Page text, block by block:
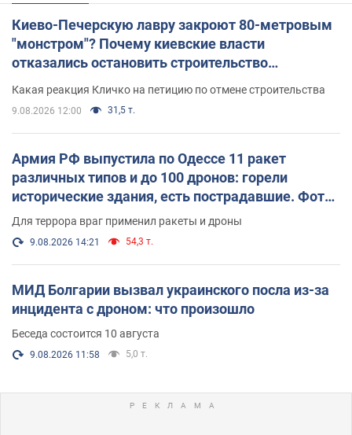
Киево-Печерскую лавру закроют 80-метровым
"монстром"? Почему киевские власти
отказались остановить строительство
Какая реакция Кличко на петицию по отмене строительства
9.08.2026 12:00 31,5 т.
Армия РФ выпустила по Одессе 11 ракет
различных типов и до 100 дронов: горели
исторические здания, есть пострадавшие. Фото
и видео
Для террора враг применил ракеты и дроны
9.08.2026 14:21 54,3 т.
МИД Болгарии вызвал украинского посла из-за
инцидента с дроном: что произошло
Беседа состоится 10 августа
9.08.2026 11:58 5,0 т.